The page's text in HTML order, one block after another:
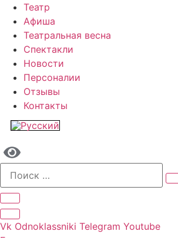
Театр
Афиша
Театральная весна
Спектакли
Новости
Персоналии
Отзывы
Контакты
Vk Odnoklassniki Telegram Youtube